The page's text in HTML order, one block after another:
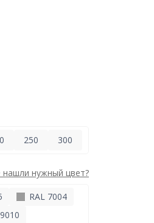
250 300
нашли нужный цвет?
RAL 7004